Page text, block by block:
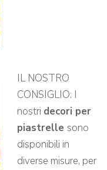
IL NOSTRO
CONSIGLIO: I
nostri decori per
piastrelle sono
disponibili in
diverse misure, per